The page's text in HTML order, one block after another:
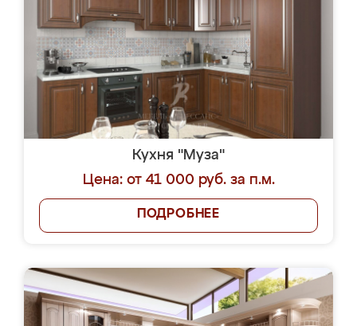
Кухня "Муза"
Цена: от 41 000 руб. за п.м.
ПОДРОБНЕЕ